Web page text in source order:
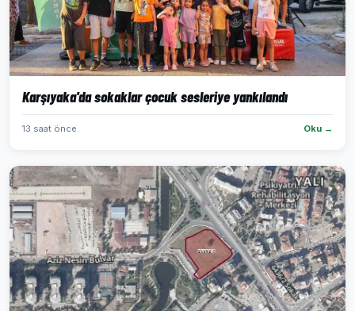
Karşıyaka'da sokaklar çocuk sesleriye yankılandı
13 saat önce Oku →